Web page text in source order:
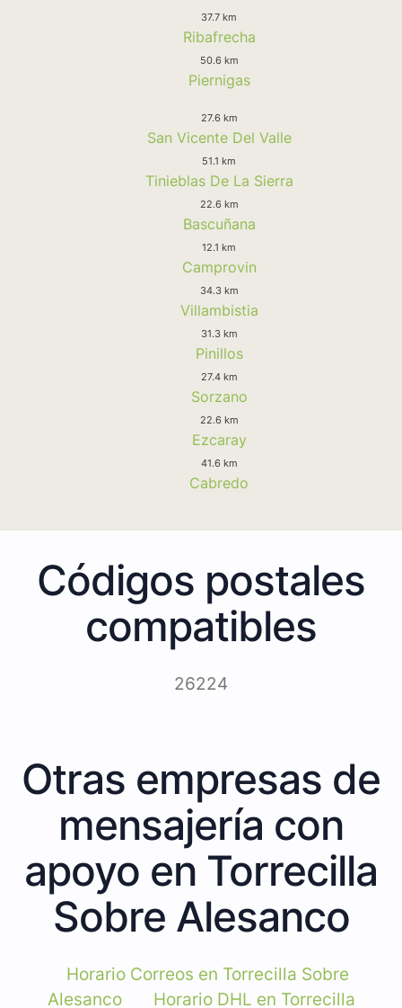
37.7 km
Ribafrecha
50.6 km
Piernigas
27.6 km
San Vicente Del Valle
51.1 km
Tinieblas De La Sierra
22.6 km
Bascuñana
12.1 km
Camprovin
34.3 km
Villambistia
31.3 km
Pinillos
27.4 km
Sorzano
22.6 km
Ezcaray
41.6 km
Cabredo
Códigos postales
compatibles
26224
Otras empresas de
mensajería con
apoyo en Torrecilla
Sobre Alesanco
Horario Correos en Torrecilla Sobre
Alesanco
Horario DHL en Torrecilla